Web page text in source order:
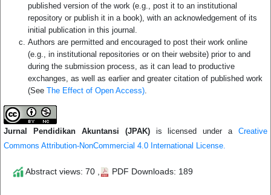
published version of the work (e.g., post it to an institutional
repository or publish it in a book), with an acknowledgement of its
initial publication in this journal.
Authors are permitted and encouraged to post their work online
(e.g., in institutional repositories or on their website) prior to and
during the submission process, as it can lead to productive
exchanges, as well as earlier and greater citation of published work
(See The Effect of Open Access).
Jurnal Pendidikan Akuntansi (JPAK)is licensed under aCreative
Commons Attribution-NonCommercial 4.0 International License.
Abstract views: 70 , PDF Downloads: 189